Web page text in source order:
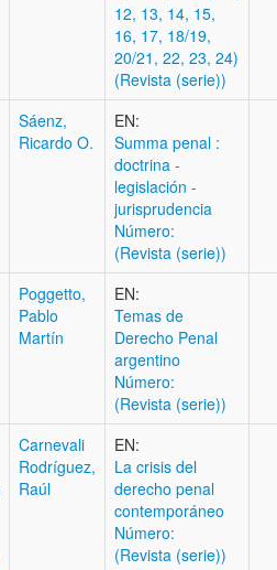
12, 13, 14, 15,
16, 17, 18/19,
20/21, 22, 23, 24)
(Revista (serie))
Sáenz,
Ricardo O.
EN:
Summa penal :
doctrina -
legislación -
jurisprudencia
Número:
(Revista (serie))
Poggetto,
Pablo
Martín
EN:
Temas de
Derecho Penal
argentino
Número:
(Revista (serie))
Carnevali
Rodríguez,
Raúl
EN:
La crisis del
derecho penal
contemporáneo
Número:
(Revista (serie))